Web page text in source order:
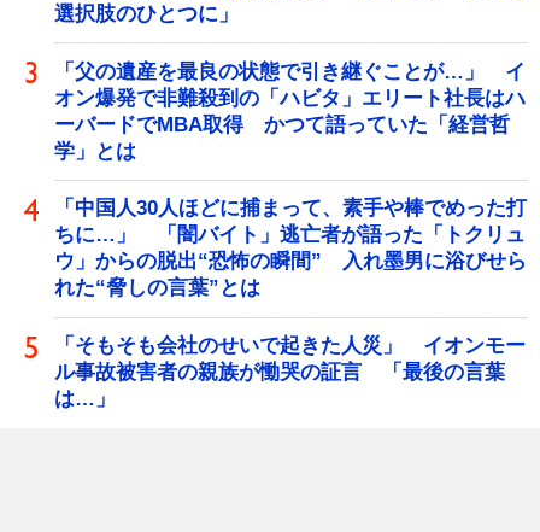
選択肢のひとつに」
「父の遺産を最良の状態で引き継ぐことが…」 イ
オン爆発で非難殺到の「ハビタ」エリート社長はハ
ーバードでMBA取得 かつて語っていた「経営哲
学」とは
「中国人30人ほどに捕まって、素手や棒でめった打
ちに…」 「闇バイト」逃亡者が語った「トクリュ
ウ」からの脱出“恐怖の瞬間” 入れ墨男に浴びせら
れた“脅しの言葉”とは
「そもそも会社のせいで起きた人災」 イオンモー
ル事故被害者の親族が慟哭の証言 「最後の言葉
は…」